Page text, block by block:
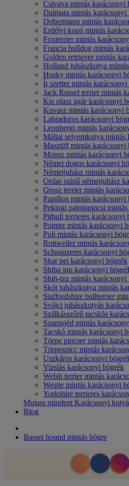
Csivava mintás karácsonyi
Dalmata mintás karácsonyi
Dobermann mintás
Erdélyi kopó mintás
Foxterrier mintás
Francia bulldog mintás
Golden retriever mintás
Holland juhászkutya
Husky mintás karácsonyi
Ír szetter mintás
Jack Russel terrier mintás
Kis olasz agár karácsonyi
Kuvasz mintás karácsonyi
Labradoros karácsonyi
Leonbergi mintás
Máltai selyemkutya mintás
Masztiff mintás karácsonyi
Mopsz mintás karácsonyi
Német dogos karácsonyi
Németjuhász mintás
Ordas színű németjuhász
Orosz terrier mintás
Papillon mintás karácsonyi
Pekingi palotapincsi
Pitbull terrieres karácsonyi
Pointer mintás karácsonyi
Puli mintás karácsonyi
Rottweiler mintás
Schnauzeres karácsonyi
Shar pei karácsonyi bögrék
Shiba inu karácsonyi
Shih-tzu mintás karácsonyi
Skót juhászkutya mintás
Staffordshire bullterrier
Svájci juhászkutyás
Szálkásszőrű tacskós
Szamojéd mintás
Tacskó mintás karácsonyi
Törpe pincser mintás
Törpespicc mintás
Uszkáros karácsonyi
Vizslás karácsonyi bögrék
Welsh terrier mintás
Westie mintás karácsonyi
Yorkshire terrieres
Mutass mindent Karácsonyi
Blog
Basset hound mintás bögre